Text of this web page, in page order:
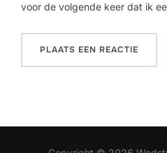
voor de volgende keer dat ik